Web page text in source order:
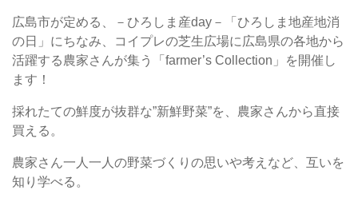
広島市が定める、－ひろしま産day－「ひろしま地産地消
の日」にちなみ、コイプレの芝生広場に広島県の各地から
活躍する農家さんが集う「farmer’s Collection」を開催し
ます！
採れたての鮮度が抜群な”新鮮野菜”を、農家さんから直接
買える。
農家さん一人一人の野菜づくりの思いや考えなど、互いを
知り学べる。